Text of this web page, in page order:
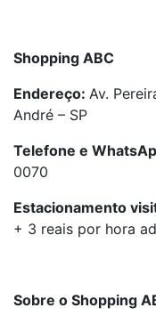
Shopping ABC
Endereço: Av.
André – SP
Telefone e
0070
Estacionamento
+ 3 reais por hora
Sobre o Shopping